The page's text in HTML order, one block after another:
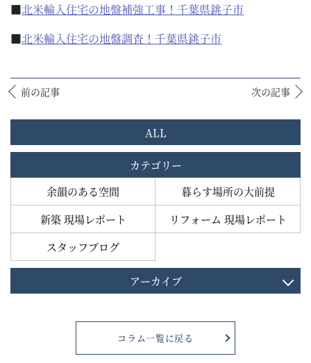
■北米輸入住宅の地盤補強工事！千葉県銚子市
■北米輸入住宅の地盤調査！千葉県銚子市
前の記事 次の記事
ALL
カテゴリー
余韻のある空間
暮らす場所の大前提
新築 現場レポート
リフォーム 現場レポート
スタッフブログ
アーカイブ
コラム一覧に戻る